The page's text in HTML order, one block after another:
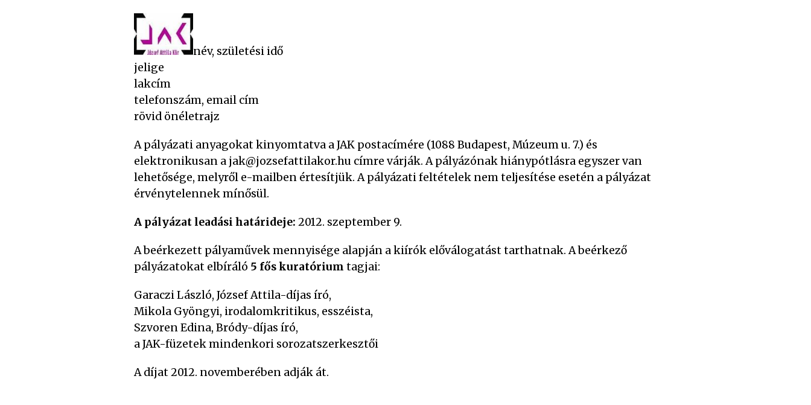
név, születési idő
jelige
lakcím
telefonszám, email cím
rövid önéletrajz
A pályázati anyagokat kinyomtatva a JAK postacímére (1088 Budapest, Múzeum u. 7.) és
elektronikusan a jak@jozsefattilakor.hu címre várják. A pályázónak hiánypótlásra egyszer van
lehetősége, melyről e-mailben értesítjük. A pályázati feltételek nem teljesítése esetén a pályázat
érvénytelennek mínősül.
A pályázat leadási határideje: 2012. szeptember 9.
A beérkezett pályaművek mennyisége alapján a kiírók előválogatást tarthatnak. A beérkező
pályázatokat elbíráló 5 fős kuratórium tagjai:
Garaczi László, József Attila-díjas író,
Mikola Gyöngyi, irodalomkritikus, esszéista,
Szvoren Edina, Bródy-díjas író,
a JAK-füzetek mindenkori sorozatszerkesztői
A díjat 2012. novemberében adják át.